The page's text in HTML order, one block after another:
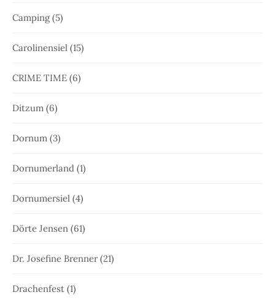
Camping(5)
Carolinensiel (15)
CRIME TIME (6)
Ditzum (6)
Dornum (3)
Dornumerland (1)
Dornumersiel (4)
Dörte Jensen (61)
Dr. Josefine Brenner(21)
Drachenfest (1)